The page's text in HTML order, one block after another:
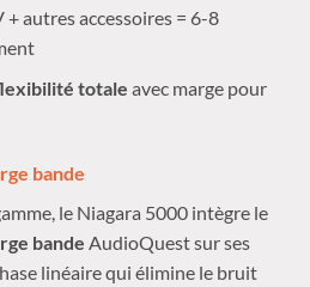
+ autres accessoires = 6-8
totale avec marge pour
bande
le Niagara 5000 intègre le
bande AudioQuest sur ses
linéaire qui élimine le bruit